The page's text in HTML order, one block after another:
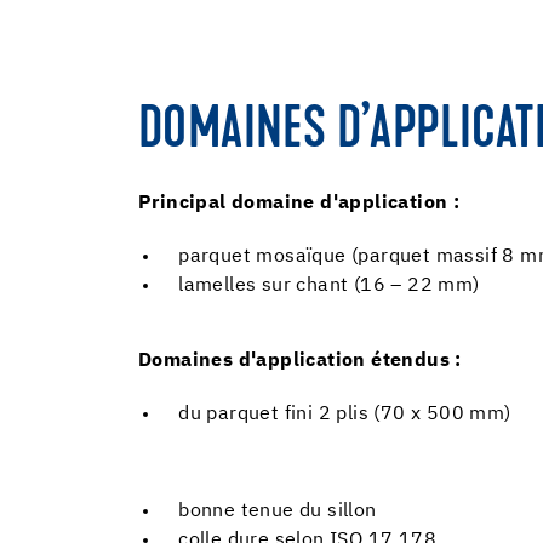
DOMAINES
Principal domaine d'application :
parquet mosaïque (parquet massif 8
lamelles sur chant (16 – 22 mm)
Domaines d'application étendus :
du parquet fini 2 plis (70 x 500 mm)
bonne tenue du sillon